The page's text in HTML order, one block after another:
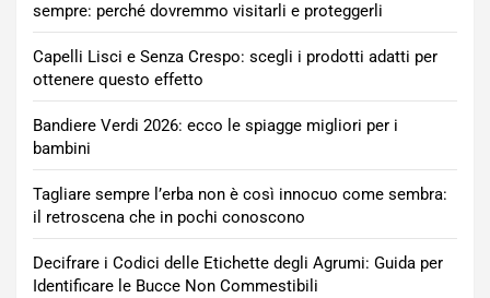
sempre: perché dovremmo visitarli e proteggerli
Capelli Lisci e Senza Crespo: scegli i prodotti adatti per
ottenere questo effetto
Bandiere Verdi 2026: ecco le spiagge migliori per i
bambini
Tagliare sempre l’erba non è così innocuo come sembra:
il retroscena che in pochi conoscono
Decifrare i Codici delle Etichette degli Agrumi: Guida per
Identificare le Bucce Non Commestibili